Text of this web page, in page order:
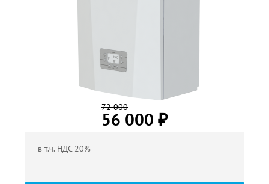
72 000
56 000 ₽
в т.ч. НДС 20%